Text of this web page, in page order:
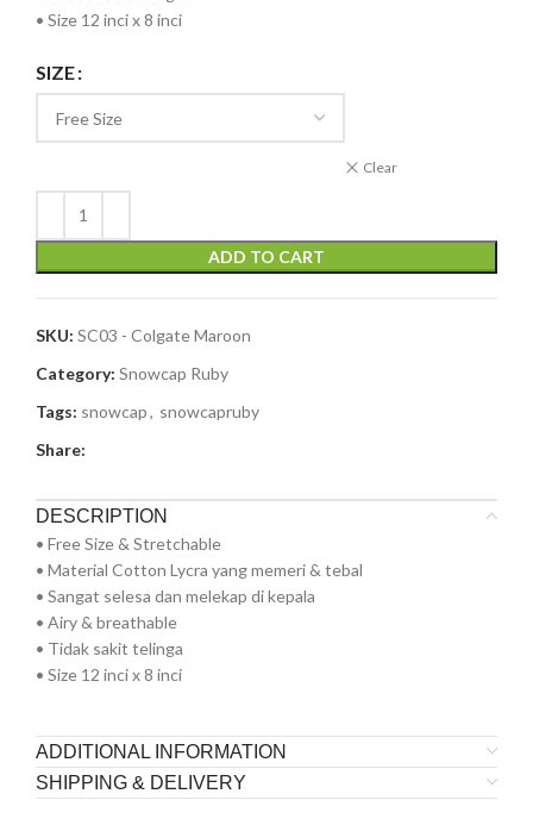
• Size 12 inci x 8 inci
SIZE
Clear
ADD TO CART
SKU: SC03 - Colgate Maroon
Category: Snowcap Ruby
Tags: snowcap, snowcapruby
Share:
DESCRIPTION
• Free Size & Stretchable
• Material Cotton Lycra yang memeri & tebal
• Sangat selesa dan melekap di kepala
• Airy & breathable
• Tidak sakit telinga
• Size 12 inci x 8 inci
ADDITIONAL INFORMATION
SHIPPING & DELIVERY